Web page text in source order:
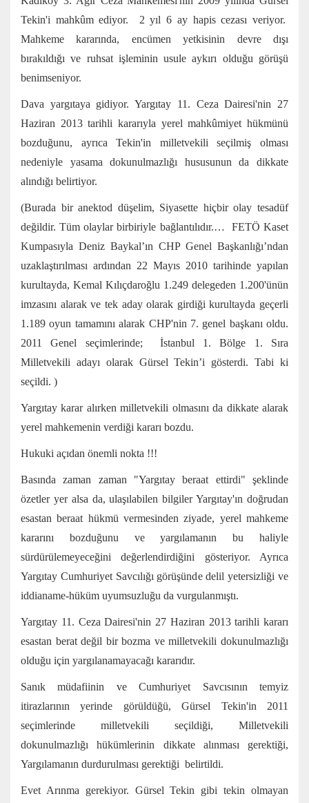
Tekin'i mahkûm ediyor. 2 yıl 6 ay hapis cezası veriyor.
Mahkeme kararında, encümen yetkisinin devre dışı
bırakıldığı ve ruhsat işleminin usule aykırı olduğu görüşü
benimseniyor.
Dava yargıtaya gidiyor. Yargıtay 11. Ceza Dairesi'nin 27
Haziran 2013 tarihli kararıyla yerel mahkûmiyet hükmünü
bozduğunu, ayrıca Tekin'in milletvekili seçilmiş olması
nedeniyle yasama dokunulmazlığı hususunun da dikkate
alındığı belirtiyor.
(Burada bir anektod düşelim, Siyasette hiçbir olay tesadüf
değildir. Tüm olaylar birbiriyle bağlantılıdır.… FETÖ Kaset
Kumpasıyla Deniz Baykal’ın CHP Genel Başkanlığı’ndan
uzaklaştırılması ardından 22 Mayıs 2010 tarihinde yapılan
kurultayda, Kemal Kılıçdaroğlu 1.249 delegeden 1.200'ünün
imzasını alarak ve tek aday olarak girdiği kurultayda geçerli
1.189 oyun tamamını alarak CHP'nin 7. genel başkanı oldu.
2011 Genel seçimlerinde; İstanbul 1. Bölge 1. Sıra
Milletvekili adayı olarak Gürsel Tekin’i gösterdi. Tabi ki
seçildi. )
Yargıtay karar alırken milletvekili olmasını da dikkate alarak
yerel mahkemenin verdiği kararı bozdu.
Hukuki açıdan önemli nokta !!!
Basında zaman zaman "Yargıtay beraat ettirdi" şeklinde
özetler yer alsa da, ulaşılabilen bilgiler Yargıtay'ın doğrudan
esastan beraat hükmü vermesinden ziyade, yerel mahkeme
kararını bozduğunu ve yargılamanın bu haliyle
sürdürülemeyeceğini değerlendirdiğini gösteriyor. Ayrıca
Yargıtay Cumhuriyet Savcılığı görüşünde delil yetersizliği ve
iddianame-hüküm uyumsuzluğu da vurgulanmıştı.
Yargıtay 11. Ceza Dairesi'nin 27 Haziran 2013tarihli kararı
esastan berat değil bir bozma ve milletvekili dokunulmazlığı
olduğu için yargılanamayacağı kararıdır.
Sanık müdafiinin ve Cumhuriyet Savcısının temyiz
itirazlarının yerinde görüldüğü, Gürsel Tekin'in 2011
seçimlerinde milletvekili seçildiği, Milletvekili
dokunulmazlığı hükümlerinin dikkate alınması gerektiği,
Yargılamanın durdurulması gerektiği belirtildi.
Evet Arınma gerekiyor. Gürsel Tekin gibi tekin olmayan